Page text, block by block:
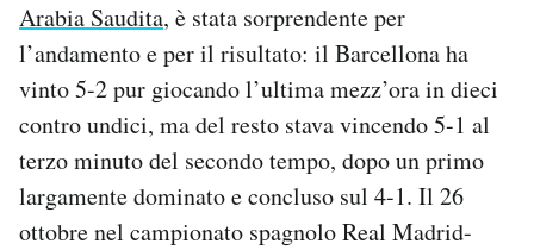
Area Personale
Newsletter
Notifiche mobile
Regala il Post
Hai bisogno di aiuto?
Esci
Arabia Saudita, è stata sorprendente per
l’andamento e per il risultato: il Barcellona ha
vinto 5-2 pur giocando l’ultima mezz’ora in dieci
contro undici, ma del resto stava vincendo 5-1 al
terzo minuto del secondo tempo, dopo un primo
largamente dominato e concluso sul 4-1. Il 26
ottobre nel campionato spagnolo Real Madrid-